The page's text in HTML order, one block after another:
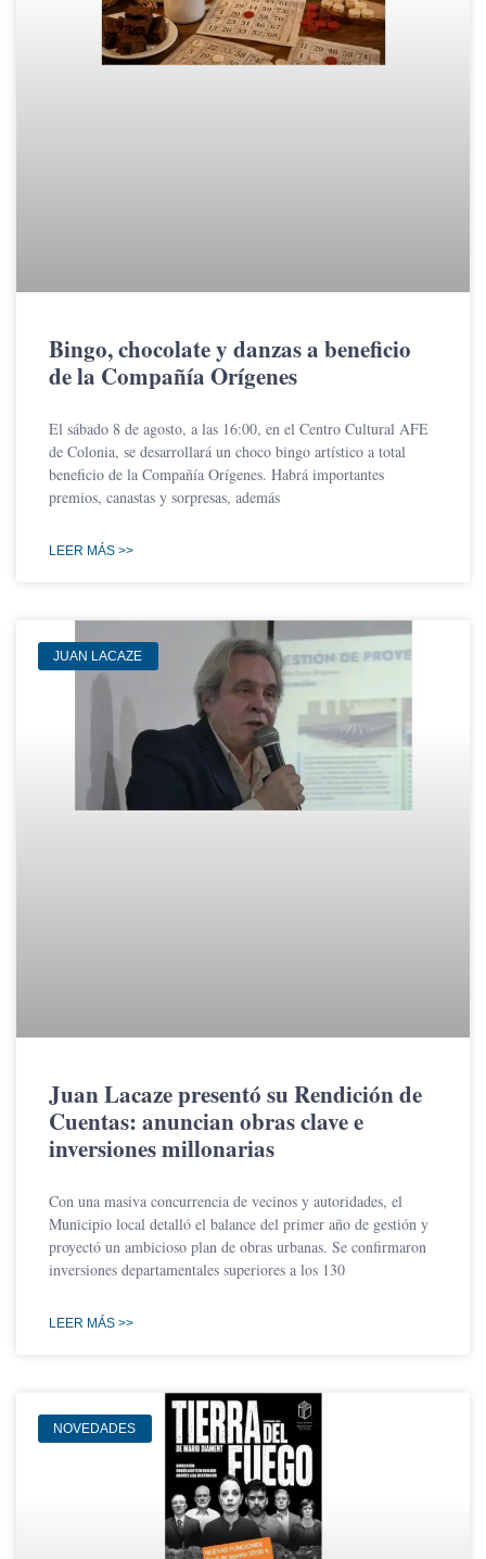
Bingo, chocolate y danzas a beneficio
de la Compañía Orígenes
El sábado 8 de agosto, a las 16:00, en el Centro Cultural AFE
de Colonia, se desarrollará un choco bingo artístico a total
beneficio de la Compañía Orígenes. Habrá importantes
premios, canastas y sorpresas, además
LEER MÁS >>
JUAN LACAZE
Juan Lacaze presentó su Rendición de
Cuentas: anuncian obras clave e
inversiones millonarias
Con una masiva concurrencia de vecinos y autoridades, el
Municipio local detalló el balance del primer año de gestión y
proyectó un ambicioso plan de obras urbanas. Se confirmaron
inversiones departamentales superiores a los 130
LEER MÁS >>
NOVEDADES